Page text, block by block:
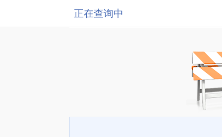
正在查询中